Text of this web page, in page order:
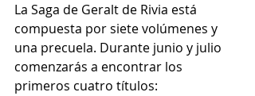
La Saga de Geralt de Rivia está
compuesta por siete volúmenes y
una precuela. Durante junio y julio
comenzarás a encontrar los
primeros cuatro títulos: